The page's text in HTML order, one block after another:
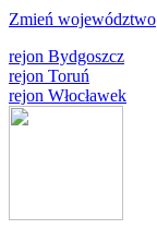
Zmień województwo
rejon Bydgoszcz
rejon Toruń
rejon Włocławek